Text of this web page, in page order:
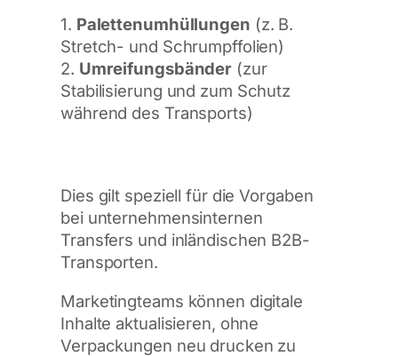
1. Palettenumhüllungen (z. B.
Stretch- und Schrumpffolien)
2. Umreifungsbänder (zur
Stabilisierung und zum Schutz
während des Transports)
Dies gilt speziell für die Vorgaben
bei unternehmensinternen
Transfers und inländischen B2B-
Transporten.
Marketingteams können digitale
Inhalte aktualisieren, ohne
Verpackungen neu drucken zu